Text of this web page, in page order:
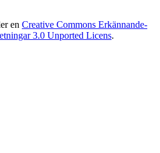
en Creative Commons Erkännande-
3.0 Unported Licens.